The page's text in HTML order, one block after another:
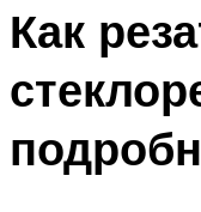
Как